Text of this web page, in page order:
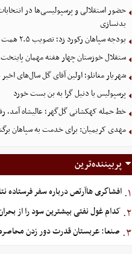
حضور استقلالی و پرسپولیسی‌ها در
بدنسازی
بودجه سپاهان رکورد زد؛ تصویب ۲.۵ همت برای فصل جدید
ستقلال خوزستان چهار هفته مهمان
شهریار مغانلو؛ اولین آقای گل سال‌های
پرسپولیس با دنیل گرا به بن بست خورد
خط حمله کهکشانی گل‌گهر؛ عالیشاه آمد،
مهدی کریمیان: برای خدمت به سپاهان
پربیننده‌ترین
۱. افشاگری هاآرتص درباره سفر فرستاده
۲. کدام غول نفتی بیشترین سود را از
۳. صنعا: عربستان قدرت دور زدن محاصره